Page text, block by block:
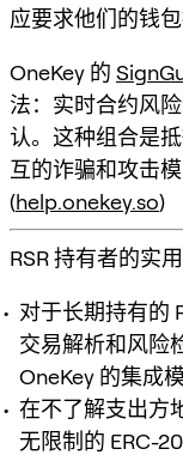
应要求他们的钱
OneKey 的
法：实时合约风
认。这种组合是
互的诈骗和攻击
(help.onekey.so)
RSR 持有者的实
对于长期持有的
交易解析和风险
OneKey 的集成
在不了解支出方
无限制的 ERC-